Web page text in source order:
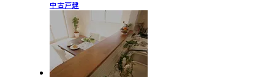
中古戸建